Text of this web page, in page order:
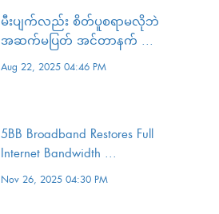
မီးပျက်လည်း စိတ်ပူစရာမလိုဘဲ
အဆက်မပြတ် အင်တာနက် ...
Aug 22, 2025 04:46 PM
5BB Broadband Restores Full
Internet Bandwidth ...
Nov 26, 2025 04:30 PM